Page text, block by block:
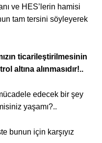
ve HES’lerin hamisi
tam tersini söyleyerek
ticarileştirilmesinin
altına alınmasıdır!..
edecek bir şey
yaşamı?..
bunun için karşıyız